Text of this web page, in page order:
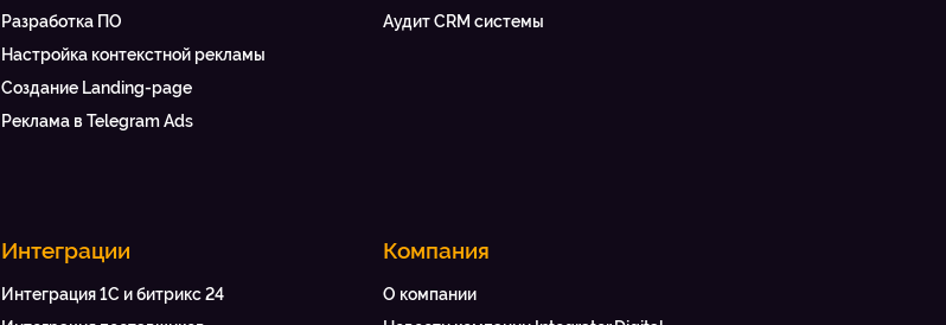
Разработка ПО
Настройка контекстной рекламы
Создание Landing-page
Реклама в Telegram Ads
Аудит CRM системы
Интеграции
Интеграция 1С и битрикс 24
Компания
О компании